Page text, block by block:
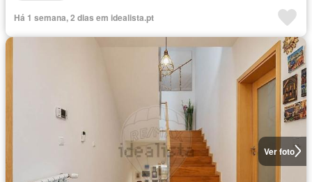
Há 1 semana, 2 dias em idealista.pt
Ver foto